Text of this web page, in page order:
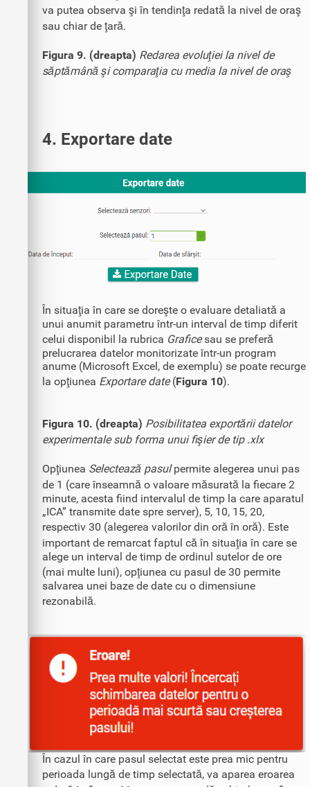
va putea observa şi în tendinţa redată la nivel de oraş
sau chiar de ţară.
Figura 9. (dreapta) Redarea evoluţiei la nivel de
săptămână şi comparaţia cu media la nivel de oraş
4. Exportare date
În situaţia în care se doreşte o evaluare detaliată a
unui anumit parametru într-un interval de timp diferit
celui disponibil la rubrica Graficesau se preferă
prelucrarea datelor monitorizate într-un program
anume (Microsoft Excel, de exemplu) se poate recurge
la opţiunea Exportare date(Figura 10).
Figura 10. (dreapta) Posibilitatea exportării datelor
experimentale sub forma unui fişier de tip .xlx
Opţiunea Selectează pasulpermite alegerea unui pas
de 1 (care înseamnă o valoare măsurată la fiecare 2
minute, acesta fiind intervalul de timp la care aparatul
„ICA” transmite date spre server), 5, 10, 15, 20,
respectiv 30 (alegerea valorilor din oră în oră). Este
important de remarcat faptul că în situaţia în care se
alege un interval de timp de ordinul sutelor de ore
(mai multe luni), opţiunea cu pasul de 30 permite
salvarea unei baze de date cu o dimensiune
rezonabilă.
În cazul în care pasul selectat este prea mic pentru
perioada lungă de timp selectată, va aparea eroarea